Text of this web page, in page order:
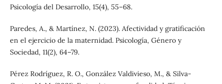
Psicología del Desarrollo, 15(4), 55–68.
Paredes, A., & Martínez, N. (2023). Afectividad y gratificación
en el ejercicio de la maternidad. Psicología, Género y
Sociedad, 11(2), 64–79.
Pérez Rodríguez, R. O., González Valdivieso, M., & Silva-